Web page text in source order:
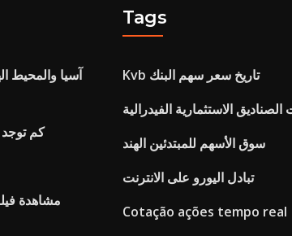
آسيا والمحيط
كم
Tags
Kvb تاريخ سعر سهم البنك
الصناديق الاستثمارية الفيدرالية
سوق الأسهم للمبتدئين الهند
تبادل اليورو على الانترنت
Cotação ações tempo real